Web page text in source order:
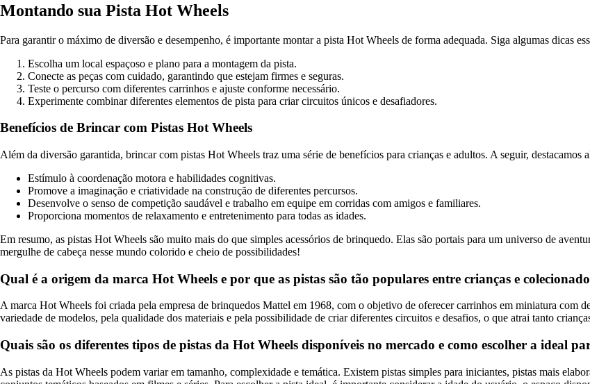
Montando sua Pista Hot Wheels
Para garantir o máximo de diversão e desempenho, é importante montar a pista Hot Wheels de forma adequada. Siga algumas dicas
Escolha um local espaçoso e plano para a montagem da pista.
Conecte as peças com cuidado, garantindo que estejam firmes e seguras.
Teste o percurso com diferentes carrinhos e ajuste conforme necessário.
Experimente combinar diferentes elementos de pista para criar circuitos únicos e desafiadores.
Benefícios de Brincar com Pistas Hot Wheels
Além da diversão garantida, brincar com pistas Hot Wheels traz uma série de benefícios para crianças e adultos. A seguir, destacamos
Estímulo à coordenação motora e habilidades cognitivas.
Promove a imaginação e criatividade na construção de diferentes percursos.
Desenvolve o senso de competição saudável e trabalho em equipe em corridas com amigos e familiares.
Proporciona momentos de relaxamento e entretenimento para todas as idades.
Em resumo, as pistas Hot Wheels são muito mais do que simples acessórios de brinquedo. Elas são portais para um universo de
mergulhe de cabeça nesse mundo colorido e cheio de possibilidades!
Qual é a origem da marca Hot Wheels e por que as pistas são tão populares entre crianças e
A marca Hot Wheels foi criada pela empresa de brinquedos Mattel em 1968, com o objetivo de oferecer carrinhos em miniatura com
variedade de modelos, pela qualidade dos materiais e pela possibilidade de criar diferentes circuitos e desafios, o que atrai tanto
Quais são os diferentes tipos de pistas da Hot Wheels disponíveis no mercado e como escolher a ideal
As pistas da Hot Wheels podem variar em tamanho, complexidade e temática. Existem pistas simples para iniciantes, pistas mais